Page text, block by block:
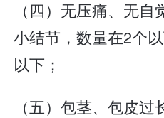
（四）无压痛、无
小结节，数量在2个
以下；
（五）包茎、包皮过